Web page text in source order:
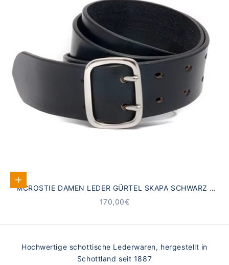
Optionen auswählen
MCROSTIE DAMEN LEDER GÜRTEL SKAPA SCHWARZ |
BREITER MILITÄRSTIL
ANGEBOT
170,00€
Hochwertige schottische Lederwaren, hergestellt in
Schottland seit 1887